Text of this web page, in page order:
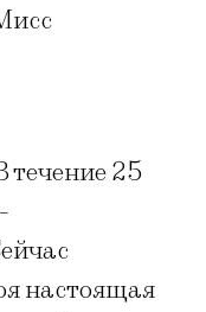
течение 25
настоящая